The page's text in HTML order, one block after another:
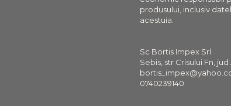
produsului, inclusiv
acestuia.
Sc Bortis Impex Srl
Sebis, str Crisului Fn, jud
0740239140